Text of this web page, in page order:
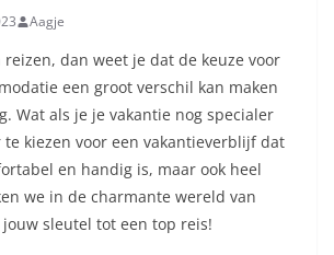
Aagje
dan weet je dat de keuze voor
een groot verschil kan maken
Wat als je je vakantie nog specialer
te kiezen voor een vakantieverblijf dat
en handig is, maar ook heel
we in de charmante wereld van
sleutel tot een top reis!